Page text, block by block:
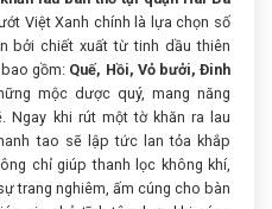
Việt Xanh chính là lựa chọn số
bởi chiết xuất từ tinh dầu thiên
gồm: Quế, Hồi, Vỏ bưởi, Đinh
mộc dược quý, mang năng
Ngay khi rút một tờ khăn ra lau
tao sẽ lập tức lan tỏa khắp
chỉ giúp thanh lọc không khí,
trang nghiêm, ấm cúng cho bàn